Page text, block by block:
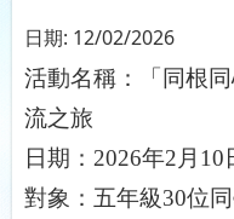
日期: 12/02/2026
活動名稱：「同根
流之旅
日期： 2026年2 月 10
對象：五年級30位